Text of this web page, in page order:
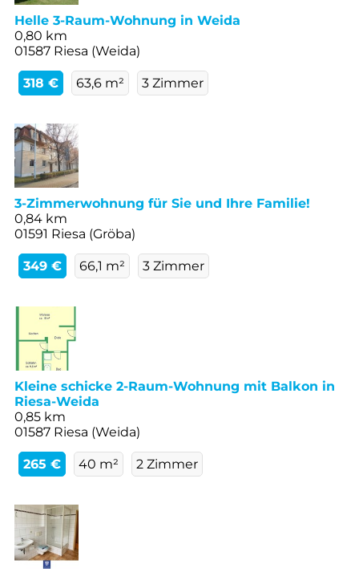
Helle 3-Raum-Wohnung in Weida
0,80 km
01587 Riesa (Weida)
318 € 63,6 m² 3 Zimmer
3-Zimmerwohnung für Sie und Ihre Familie!
0,84 km
01591 Riesa (Gröba)
349 € 66,1 m² 3 Zimmer
Kleine schicke 2-Raum-Wohnung mit Balkon in
Riesa-Weida
0,85 km
01587 Riesa (Weida)
265 € 40 m² 2 Zimmer